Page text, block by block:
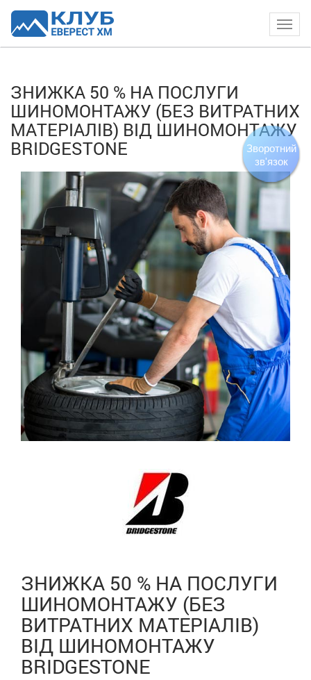
ЗНИЖКА 50 % НА ПОСЛУГИ
ШИНОМОНТАЖУ (БЕЗ ВИТРАТНИХ
МАТЕРІАЛІВ) ВІД ШИНОМОНТАЖУ
BRIDGESTONE
ЗНИЖКА 50 % НА ПОСЛУГИ
ШИНОМОНТАЖУ (БЕЗ
ВИТРАТНИХ МАТЕРІАЛІВ)
ВІД ШИНОМОНТАЖУ
BRIDGESTONE